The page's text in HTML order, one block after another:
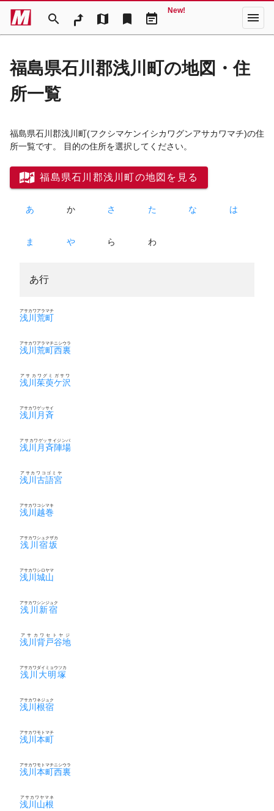
search map bookmark event_note
New! menu
福島県石川郡浅川町の地図・住
所一覧
福島県石川郡浅川町(フクシマケンイシカワグンアサカワマチ)の住
所一覧です。 目的の住所を選択してください。
福島県石川郡浅川町の地図を見る
あ か さ た な は
ま や ら わ
あ行
浅川荒町
アサカワアラマチ
浅川荒町西裏
アサカワアラマチニシウラ
浅川茱萸ケ沢
アサカワグミガサワ
浅川月斉
アサカワゲッサイ
浅川月斉陣場
アサカワゲッサイジンバ
浅川古語宮
アサカワコゴミヤ
浅川越巻
アサカワコシマキ
浅川宿坂
アサカワシュクザカ
浅川城山
アサカワシロヤマ
浅川新宿
アサカワシンジュク
浅川背戸谷地
アサカワセトヤジ
浅川大明塚
アサカワダイミョウツカ
浅川根宿
アサカワネジュク
浅川本町
アサカワモトマチ
浅川本町西裏
アサカワモトマチニシウラ
浅川山根
アサカワヤマネ